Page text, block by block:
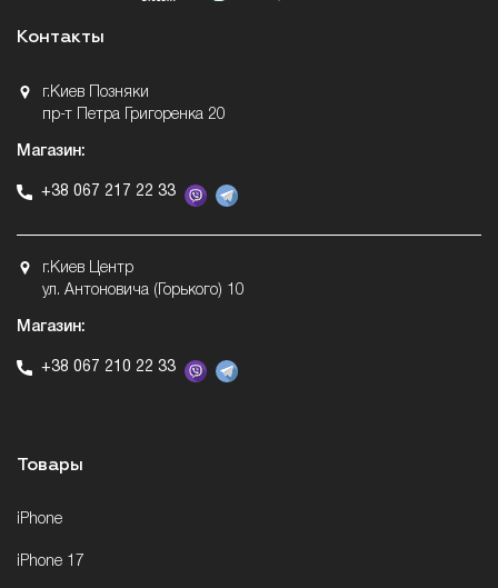
Контакты
г.Киев Позняки
пр-т Петра Григоренка 20
Магазин:
+38 067 217 22 33
г.Киев Центр
ул. Антоновича (Горького) 10
Магазин:
+38 067 210 22 33
Товары
iPhone
iPhone 17